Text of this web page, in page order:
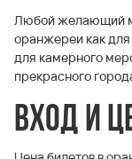
Любой желающий
оранжереи как для
для камерного
прекрасного
Вход и